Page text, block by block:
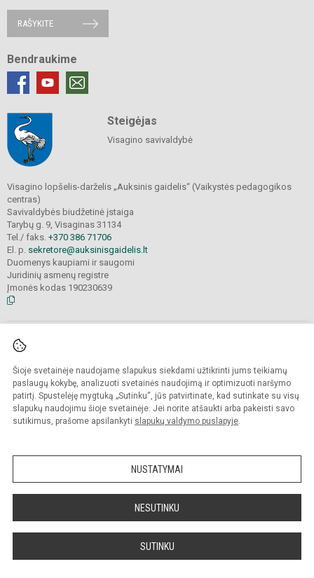
Šioje svetainėje naudojame slapukus siekdami užtikrinti jums teikiamų
paslaugų kokybę, analizuoti svetainės naudojimą ir optimizuoti naršymo
patirtį. Spustelėję mygtuką „Sutinku“, jūs patvirtinate, kad sutinkate su visų
slapukų naudojimu šioje svetainėje. Jei norite atšaukti arba pakeisti savo
sutikimus, prašome apsilankyti slapukų valdymo puslapyje.
NUSTATYMAI
NESUTINKU
SUTINKU
RAŠYKITE
Bendraukime
Steigėjas
Visagino savivaldybė
Visagino lopšelis-darželis „Auksinis gaidelis“ (Vaikystės pedagogikos
centras)
Savivaldybės biudžetinė įstaiga
Tarybų g. 9, Visaginas 31134
Tel./ faks. +370 386 71706
El. p. sekretore@auksinisgaidelis.lt
Duomenys kaupiami ir saugomi
Juridinių asmenų registre
Įmonės kodas 190230639
© 2025. Visagino lopšelis-darželis „Auksinis gaidelis“ (Vaikystės pedagogikos
sutikimo
griežtai draudžiama.
Prieinamumo paraiška Slapukų valdymas
Sumanus būdas atnaujinti